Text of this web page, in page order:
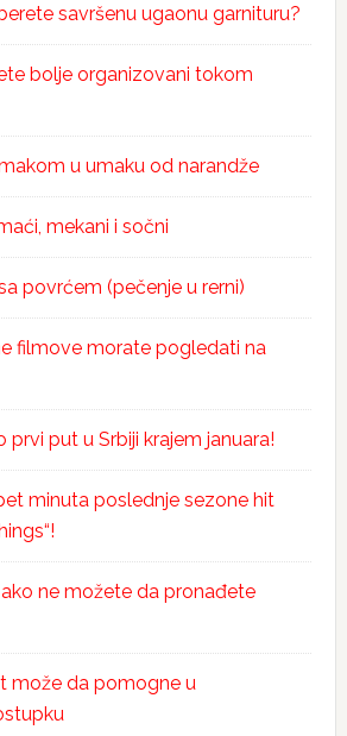
savršenu ugaonu garnituru?
bolje organizovani tokom
u umaku od narandže
mekani i sočni
povrćem (pečenje u rerni)
filmove morate pogledati na
prvi put u Srbiji krajem januara!
minuta poslednje sezone hit
ne možete da pronađete
može da pomogne u